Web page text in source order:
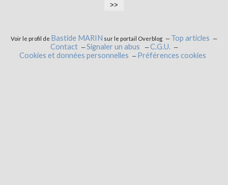
>>
Voir le profil de Bastide MARIN sur le portail Overblog
Top articles
Contact
Signaler un abus
C.G.U.
Cookies et données personnelles
Préférences cookies